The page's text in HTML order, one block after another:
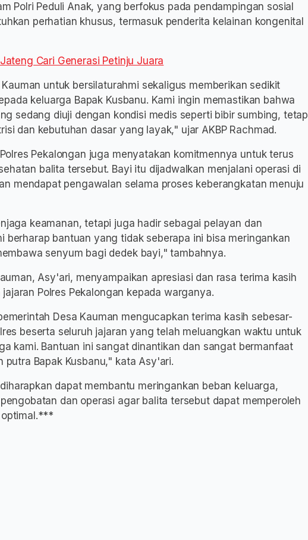
Polri Peduli Anak, yang berfokus pada pendampingan sosial
perhatian khusus, termasuk penderita kelainan kongenital
Cari Generasi Petinju Juara
untuk bersilaturahmi sekaligus memberikan sedikit
keluarga Bapak Kusbanu. Kami ingin memastikan bahwa
sedang diuji dengan kondisi medis seperti bibir sumbing, tetap
dan kebutuhan dasar yang layak," ujar AKBP Rachmad.
Pekalongan juga menyatakan komitmennya untuk terus
balita tersebut. Bayi itu dijadwalkan menjalani operasi di
mendapat pengawalan selama proses keberangkatan menuju
keamanan, tetapi juga hadir sebagai pelayan dan
berharap bantuan yang tidak seberapa ini bisa meringankan
senyum bagi dedek bayi," tambahnya.
Asy'ari, menyampaikan apresiasi dan rasa terima kasih
Polres Pekalongan kepada warganya.
Desa Kauman mengucapkan terima kasih sebesar-
beserta seluruh jajaran yang telah meluangkan waktu untuk
kami. Bantuan ini sangat dinantikan dan sangat bermanfaat
Bapak Kusbanu," kata Asy'ari.
dapat membantu meringankan beban keluarga,
dan operasi agar balita tersebut dapat memperoleh